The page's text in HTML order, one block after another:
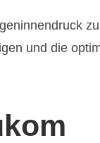
und die